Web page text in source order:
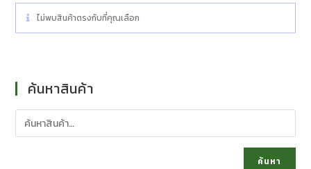
ไม่พบสินค้าตรงกับที่คุณเลือก
ค้นหาสินค้า
ค้นหา